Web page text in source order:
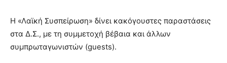
Η «Λαϊκή Συσπείρωση» δίνει κακόγουστες παραστάσεις
στα Δ.Σ., με τη συμμετοχή βέβαια και άλλων
συμπρωταγωνιστών (guests).